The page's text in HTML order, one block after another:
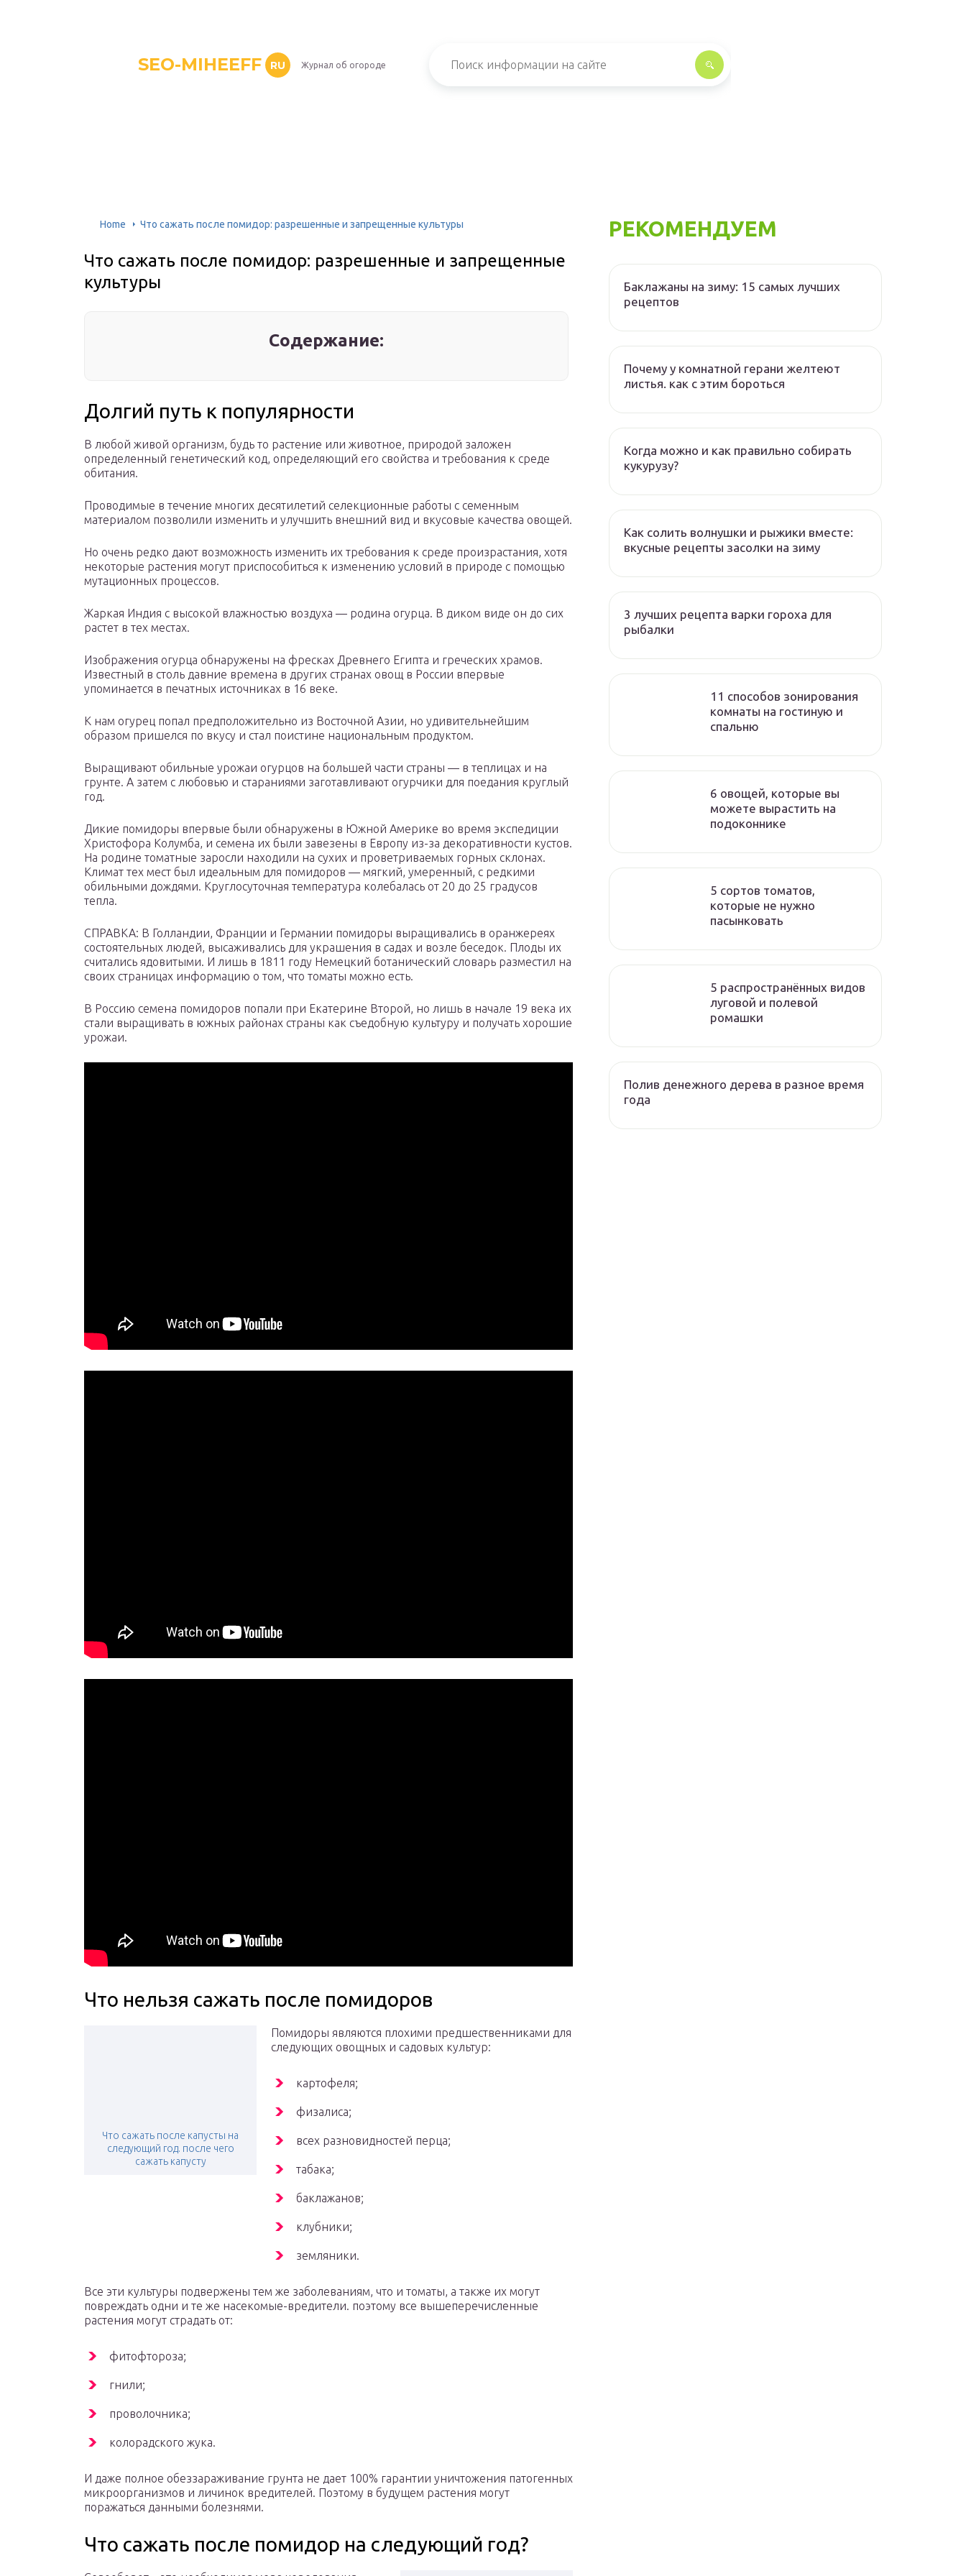
SEO-MIHEEFF RU Журнал об огороде
Home Что сажать после помидор: разрешенные и запрещенные культуры
Что сажать после помидор: разрешенные и запрещенные
культуры
Содержание:
Долгий путь к популярности
В любой живой организм, будь то растение или животное, природой заложен
определенный генетический код, определяющий его свойства и требования к среде
обитания.
Проводимые в течение многих десятилетий селекционные работы с семенным
материалом позволили изменить и улучшить внешний вид и вкусовые качества овощей.
Но очень редко дают возможность изменить их требования к среде произрастания, хотя
некоторые растения могут приспособиться к изменению условий в природе с помощью
мутационных процессов.
Жаркая Индия с высокой влажностью воздуха — родина огурца. В диком виде он до сих
растет в тех местах.
Изображения огурца обнаружены на фресках Древнего Египта и греческих храмов.
Известный в столь давние времена в других странах овощ в России впервые
упоминается в печатных источниках в 16 веке.
К нам огурец попал предположительно из Восточной Азии, но удивительнейшим
образом пришелся по вкусу и стал поистине национальным продуктом.
Выращивают обильные урожаи огурцов на большей части страны — в теплицах и на
грунте. А затем с любовью и стараниями заготавливают огурчики для поедания круглый
год.
Дикие помидоры впервые были обнаружены в Южной Америке во время экспедиции
Христофора Колумба, и семена их были завезены в Европу из-за декоративности кустов.
На родине томатные заросли находили на сухих и проветриваемых горных склонах.
Климат тех мест был идеальным для помидоров — мягкий, умеренный, с редкими
обильными дождями. Круглосуточная температура колебалась от 20 до 25 градусов
тепла.
СПРАВКА: В Голландии, Франции и Германии помидоры выращивались в оранжереях
состоятельных людей, высаживались для украшения в садах и возле беседок. Плоды их
считались ядовитыми. И лишь в 1811 году Немецкий ботанический словарь разместил на
своих страницах информацию о том, что томаты можно есть.
В Россию семена помидоров попали при Екатерине Второй, но лишь в начале 19 века их
стали выращивать в южных районах страны как съедобную культуру и получать хорошие
урожаи.
Что нельзя сажать после помидоров
Что сажать после капусты на
следующий год. после чего
сажать капусту
Помидоры являются плохими предшественниками для
следующих овощных и садовых культур:
картофеля;
физалиса;
всех разновидностей перца;
табака;
баклажанов;
клубники;
земляники.
Все эти культуры подвержены тем же заболеваниям, что и томаты, а также их могут
повреждать одни и те же насекомые-вредители. поэтому все вышеперечисленные
растения могут страдать от:
фитофтороза;
гнили;
проволочника;
колорадского жука.
И даже полное обеззараживание грунта не дает 100% гарантии уничтожения патогенных
микроорганизмов и личинок вредителей. Поэтому в будущем растения могут
поражаться данными болезнями.
Что сажать после помидор на следующий год?
РЕКОМЕНДУЕМ
Баклажаны на зиму: 15 самых лучших
рецептов
Почему у комнатной герани желтеют
листья. как с этим бороться
Когда можно и как правильно собирать
кукурузу?
Как солить волнушки и рыжики вместе:
вкусные рецепты засолки на зиму
3 лучших рецепта варки гороха для
рыбалки
11 способов зонирования
комнаты на гостиную и
спальню
6 овощей, которые вы
можете вырастить на
подоконнике
5 сортов томатов,
которые не нужно
пасынковать
5 распространённых видов
луговой и полевой
ромашки
Полив денежного дерева в разное время
года